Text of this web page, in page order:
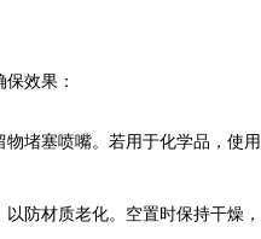
效果：
堵塞喷嘴。若用于化学品，使用
防材质老化。空置时保持干燥，